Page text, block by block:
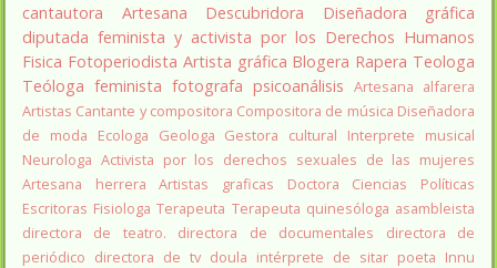
cantautora
Artesana Descubridora
Diseñadora gráfica
diputada feminista y activista por los Derechos Humanos
Fisica Fotoperiodista Artista gráfica Blogera Rapera Teologa
Teóloga feminista fotografa psicoanálisis Artesana alfarera
Artistas Cantante y compositora Compositora de música Diseñadora
de moda
Ecologa Geologa Gestora cultural
Interprete musical
Neurologa Activista por los derechos sexuales de las mujeres
Artesana herrera
Artistas graficas
Doctora Ciencias Políticas
Escritoras Fisiologa Terapeuta Terapeuta quinesóloga asambleista
directora de teatro.
directora de documentales
directora de
periódico directora de tv doula intérprete de sitar poeta Innu